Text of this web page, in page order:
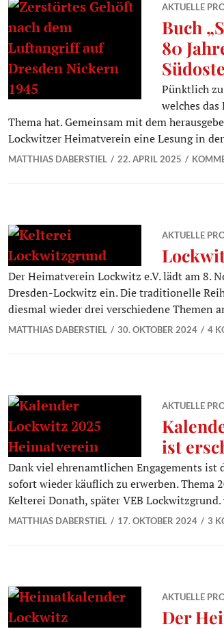
AKTUELLE
Buch
80
Pünktlich
welches
Thema hat. Gemeinsam mit dem
Lockwitzer Heimatverein eine Lesung in
MATTHIAS DABERSTIEL 22. APRIL 2025
AKTUELLE
Der Heimatverein Lockwitz e.V. lädt am 8.
Dresden-Lockwitz ein. Die traditionelle
diesmal wieder drei verschiedene Themen
MATTHIAS DABERSTIEL 30. OKTOBER 2024 4
AKTUELLE
ist
Dank viel ehrenamtlichen Engagements ist
sofort wieder käuflich zu erwerben.
Kelterei Donath, später VEB Lockwitzgrund.
MATTHIAS DABERSTIEL 17. OKTOBER 2024 3
AKTUELLE
Der